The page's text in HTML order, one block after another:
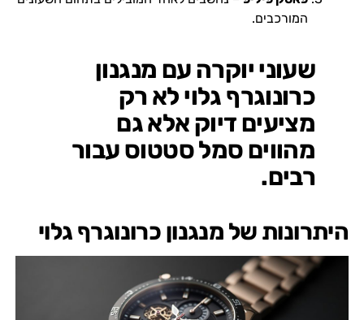
המורכבים.
שעוני יוקרה עם מנגנון
כרונוגרף גלוי לא רק
מציעים דיוק אלא גם
מהווים סמל סטטוס עבור
רבים.
היתרונות של מנגנון כרונוגרף גלוי